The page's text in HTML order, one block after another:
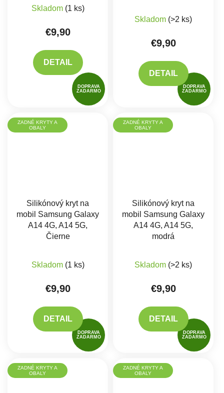
DOPRAVA
ZADARMO
Skladom (1 ks)
€9,90
DETAIL
DOPRAVA
ZADARMO
Skladom (>2 ks)
€9,90
DETAIL
ZADNÉ KRYTY A
OBALY
DOPRAVA
ZADARMO
Silikónový kryt na
mobil Samsung Galaxy
A14 4G, A14 5G,
Čierne
Skladom (1 ks)
€9,90
DETAIL
ZADNÉ KRYTY A
OBALY
DOPRAVA
ZADARMO
Silikónový kryt na
mobil Samsung Galaxy
A14 4G, A14 5G,
modrá
Skladom (>2 ks)
€9,90
DETAIL
ZADNÉ KRYTY A
OBALY
ZADNÉ KRYTY A
OBALY